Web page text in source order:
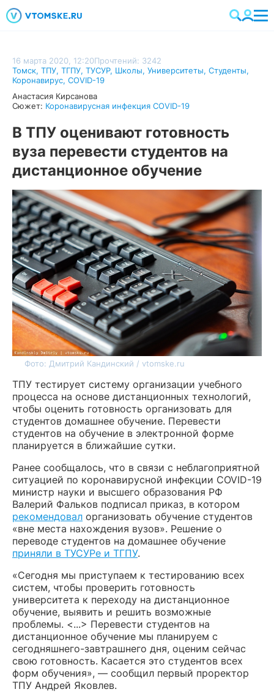
16 марта 2020, 12:20Прочтений: 3242
Томск, ТПУ, ТГПУ, ТУСУР, Школы, Университеты, Студенты,
Коронавирус, COVID-19
Анастасия Кирсанова
Сюжет: Коронавирусная инфекция COVID-19
В ТПУ оценивают готовность
вуза перевести студентов на
дистанционное обучение
Фото: Дмитрий Кандинский / vtomske.ru
ТПУ тестирует систему организации учебного
процесса на основе дистанционных технологий,
чтобы оценить готовность организовать для
студентов домашнее обучение. Перевести
студентов на обучение в электронной форме
планируется в ближайшие сутки.
Ранее сообщалось, что в связи с неблагоприятной
ситуацией по коронавирусной инфекции COVID-19
министр науки и высшего образования РФ
Валерий Фальков подписал приказ, в котором
рекомендовал организовать обучение студентов
«вне места нахождения вузов». Решение о
переводе студентов на домашнее обучение
приняли в ТУСУРе и ТГПУ.
«Сегодня мы приступаем к тестированию всех
систем, чтобы проверить готовность
университета к переходу на дистанционное
обучение, выявить и решить возможные
проблемы. <...> Перевести студентов на
дистанционное обучение мы планируем с
сегодняшнего-завтрашнего дня, оценим сейчас
свою готовность. Касается это студентов всех
форм обучения», — сообщил первый проректор
ТПУ Андрей Яковлев.